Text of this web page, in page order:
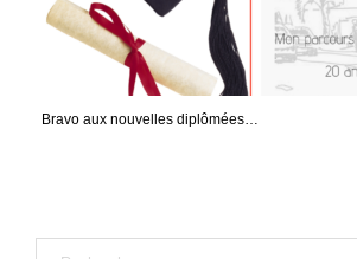
Bravo aux nouvelles diplômées…